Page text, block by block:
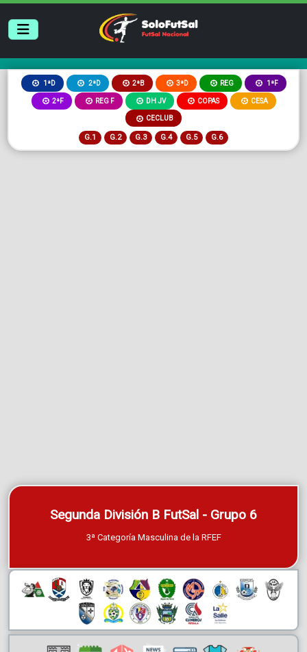
1ªD 2ªD 2ªB 3ªD REG 1ªF
2ªF REG F DH JV COPAS CESA
CECLUB
G.1 G.2 G.3 G.4 G.5 G.6
Segunda División B FutSal - Grupo 6
3ª Categoría Masculina de la RFEF